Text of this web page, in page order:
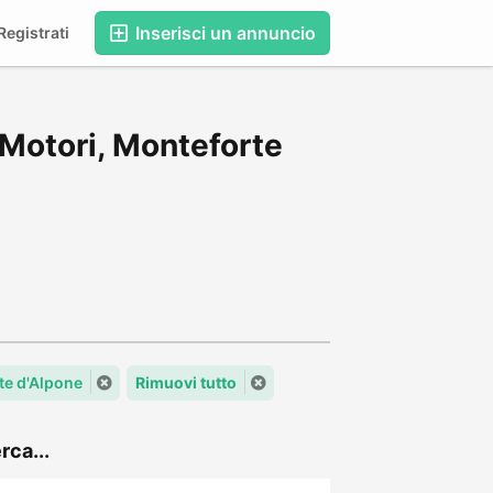
Inserisci un annuncio
Monteforte
d'Alpone Rimuovi tutto